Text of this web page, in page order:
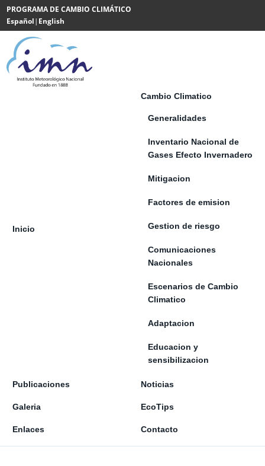
Saltar al contenido
PROGRAMA DE CAMBIO CLIMÁTICO
Español| English
Powered
by
Translate
Inicio
Cambio Climatico
Generalidades
Inventario Nacional de
Gases Efecto Invernadero
Mitigacion
Factores de emision
Gestion de riesgo
Comunicaciones
Nacionales
Escenarios de Cambio
Climatico
Adaptacion
Educacion y
sensibilizacion
Publicaciones Noticias
Galeria EcoTips
Enlaces Contacto